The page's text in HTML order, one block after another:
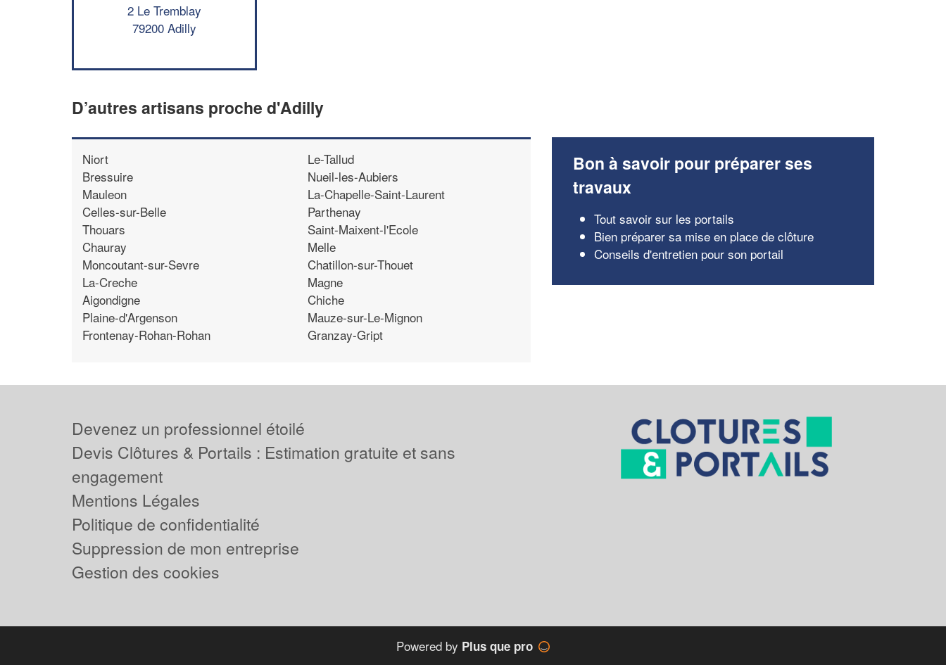
2 Le Tremblay
79200 Adilly
D’autres artisans proche d'Adilly
Niort
Bressuire
Mauleon
Celles-sur-Belle
Thouars
Chauray
Moncoutant-sur-Sevre
La-Creche
Aigondigne
Plaine-d'Argenson
Frontenay-Rohan-Rohan
Le-Tallud
Nueil-les-Aubiers
La-Chapelle-Saint-Laurent
Parthenay
Saint-Maixent-l'Ecole
Melle
Chatillon-sur-Thouet
Magne
Chiche
Mauze-sur-Le-Mignon
Granzay-Gript
Bon à savoir pour préparer ses
travaux
Tout savoir sur les portails
Bien préparer sa mise en place de clôture
Conseils d'entretien pour son portail
Devenez un professionnel étoilé
Devis Clôtures & Portails : Estimation gratuite et sans
engagement
Mentions Légales
Politique de confidentialité
Suppression de mon entreprise
Gestion des cookies
Powered by Plus que pro